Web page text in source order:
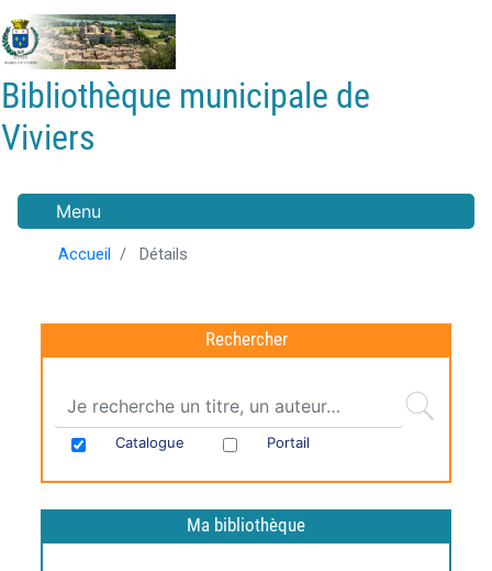
principal
Bibliothèque municipale de
Viviers
Menu
Accueil Détails
Rechercher
Catalogue Portail
Ma bibliothèque